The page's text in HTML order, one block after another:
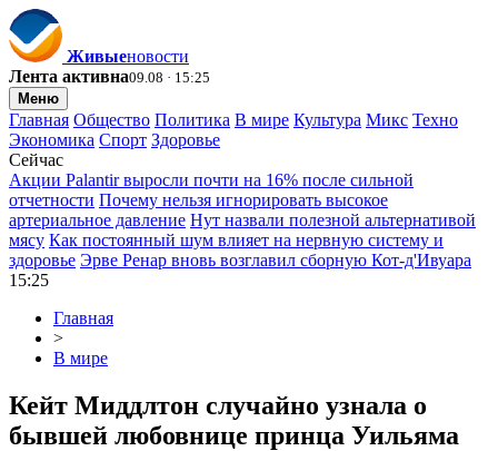
Живыеновости
Лента активна09.08 · 15:25
Меню
Главная Общество Политика В мире Культура Микс Техно
Экономика Спорт Здоровье
Сейчас
Акции Palantir выросли почти на 16% после сильной
отчетности Почему нельзя игнорировать высокое
артериальное давление Нут назвали полезной альтернативой
мясу Как постоянный шум влияет на нервную систему и
здоровье Эрве Ренар вновь возглавил сборную Кот-д'Ивуара
15:25
Главная
>
В мире
Кейт Миддлтон случайно узнала о
бывшей любовнице принца Уильяма